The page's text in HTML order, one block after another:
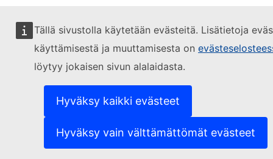
Tällä sivustolla käytetään evästeitä. Lisätietoja
käyttämisestä ja muuttamisesta on
löytyy jokaisen sivun alalaidasta.
Hyväksy kaikki evästeet
Hyväksy vain välttämättömät evästeet